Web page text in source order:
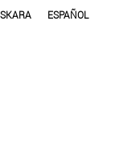
ESPAÑOL